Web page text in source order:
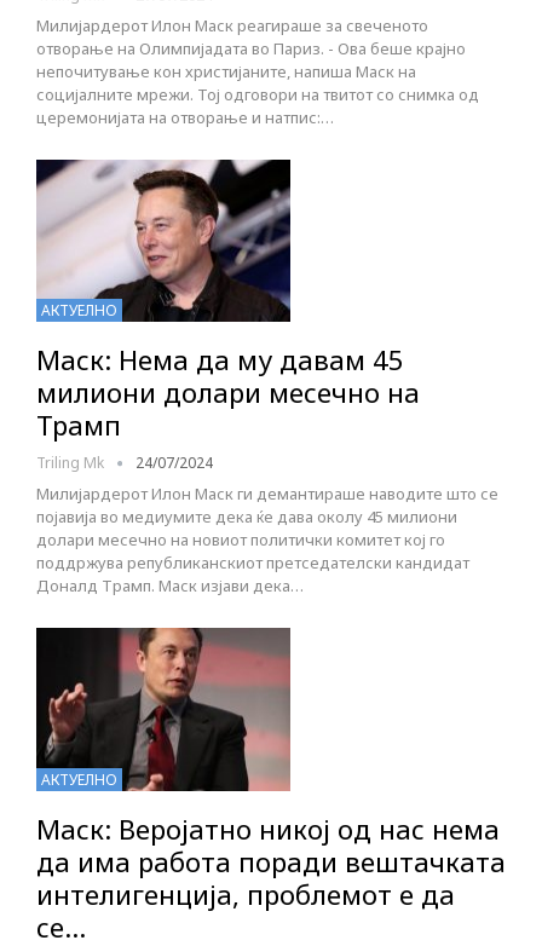
Милијардерот Илон Маск реагираше за свеченото
отворање на Олимпијадата во Париз. - Ова беше крајно
непочитување кон христијаните, напиша Маск на
социјалните мрежи. Тој одговори на твитот со снимка од
церемонијата на отворање и натпис:…
АКТУЕЛНО
Маск: Нема да му давам 45
милиони долари месечно на
Трамп
Triling Mk 24/07/2024
Милијардерот Илон Маск ги демантираше наводите што се
појавија во медиумите дека ќе дава околу 45 милиони
долари месечно на новиот политички комитет кој го
поддржува републиканскиот претседателски кандидат
Доналд Трамп. Маск изјави дека…
АКТУЕЛНО
Маск: Веројатно никој од нас нема
да има работа поради вештачката
интелигенција, проблемот е да
се…